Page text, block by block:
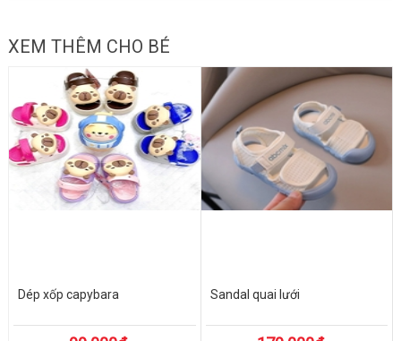
XEM THÊM CHO BÉ
Dép xốp capybara Sandal quai lưới